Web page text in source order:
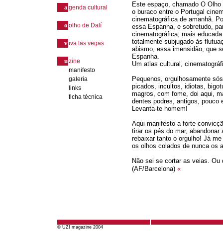
agenda cultural
o olho de Dalí
viva las vegas
uzine
manifesto
galeria
links
ficha técnica
Este espaço, chamado O
o buraco entre o Portugal
cinematográfica de amanhã.
essa Espanha, e sobretudo,
cinematográfica, mais
totalmente subjugado às
abismo, essa imensidão, que
Espanha.
Um atlas cultural,
Pequenos, orgulhosamente
picados, incultos, idiotas,
magros, com fome, doi aqui,
dentes podres, antigos, pouco
Levanta-te homem!
Aqui manifesto a forte
tirar os pés do mar,
rebaixar tanto o orgulho! Já
os olhos colados de nunca os
Não sei se cortar as veias.
(AF/Barcelona) «
© UZI magazine 2004